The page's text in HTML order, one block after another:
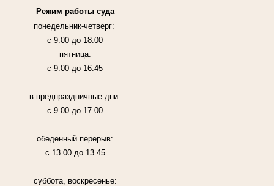
Режим работы суда
понедельник-четверг:
с 9.00 до 18.00
пятница:
с 9.00 до 16.45
в предпраздничные дни:
с 9.00 до 17.00
обеденный перерыв:
с 13.00 до 13.45
суббота, воскресенье: